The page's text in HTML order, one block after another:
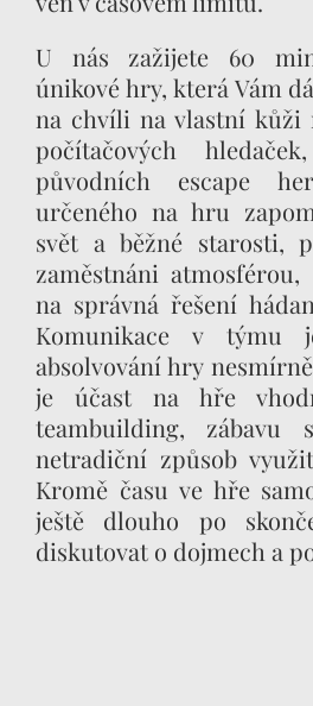
U nás zažijete 60
únikové hry, která Vám
na chvíli na vlastní kůži
počítačových
původních escape
určeného na hru
svět a běžné starosti,
zaměstnáni
na správná řešení
Komunikace v týmu
absolvování hry
je účast na hře
teambuilding, zábavu
netradiční způsob
Kromě času ve hře
ještě dlouho po
diskutovat o dojmech a